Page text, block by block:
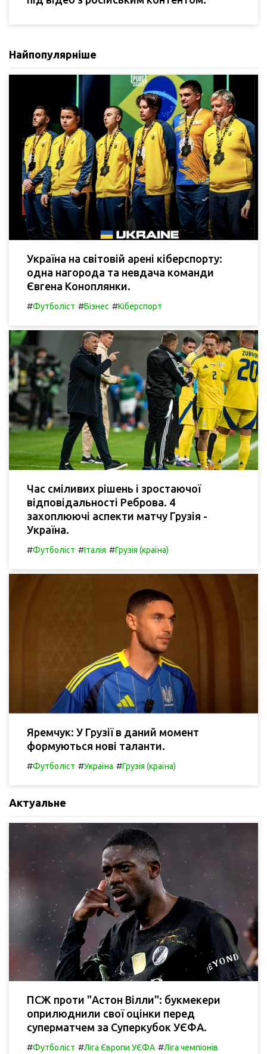
Найпопулярніше
Україна на світовій арені кіберспорту:
одна нагорода та невдача команди
Євгена Коноплянки.
#Футболіст #Бізнес #Кіберспорт
Час сміливих рішень і зростаючої
відповідальності Реброва. 4
захоплюючі аспекти матчу Грузія -
Україна.
#Футболіст #Італія #Грузія (країна)
Яремчук: У Грузії в даний момент
формуються нові таланти.
#Футболіст #Україна #Грузія (країна)
Актуальне
ПСЖ проти "Астон Вілли": букмекери
оприлюднили свої оцінки перед
суперматчем за Суперкубок УЄФА.
#Футболіст #Ліга Європи УЄФА #Ліга чемпіонів